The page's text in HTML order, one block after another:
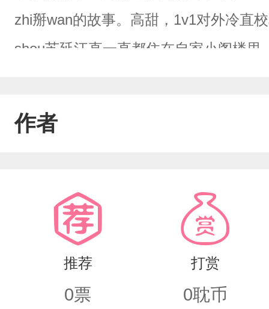
zhi掰wan的故事。高甜，1v1对外冷直
shou苏延江直一直都住在自家小阁楼
自己，被爸妈逼着住进医院。在苏延
别松手，说好永远。”“嗯，说到做到。”
作者
推荐
0票
打赏
0耽币